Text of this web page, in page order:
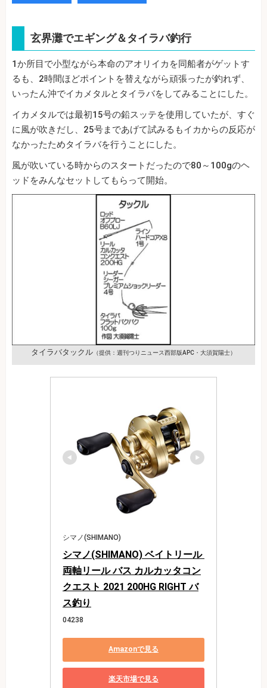
玄界灘でエギング＆タイラバ釣行
1か所目で小型ながら本命のアオリイカを同船者がゲットす
るも、2時間ほどポイントを替えながら頑張ったが釣れず、
いったん沖でイカメタルとタイラバをしてみることにした。
イカメタルでは最初15号の鉛スッテを使用していたが、すぐ
に風が吹きだし、25号まであげて試みるもイカからの反応が
なかったためタイラバを行うことにした。
風が吹いている時からのスタートだったので80～100gのヘ
ッドをみんなセットしてもらって開始。
タイラバタックル （提供：週刊つりニュース西部版APC・大須賀陽士）
シマノ(SHIMANO)
シマノ(SHIMANO) ベイトリール
両軸リール バス カルカッタコン
クエスト 2021 200HG RIGHT バ
ス釣り
04238
Amazonで見る
楽天市場で見る